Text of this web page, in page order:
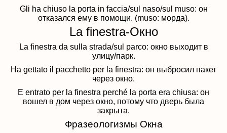
Gli ha chiuso la porta in faccia/sul naso/sul muso: он
отказался ему в помощи. (muso: морда).
La finestra-Окно
La finestra da sulla strada/sul parco: окно выходит в
улицу/парк.
Ha gettato il pacchetto per la finestra: он выбросил пакет
через окно.
E entrato per la finestra perché la porta era chiusa: он
вошел в дом через окно, потому что дверь была
закрыта.
Фразеологизмы Окна